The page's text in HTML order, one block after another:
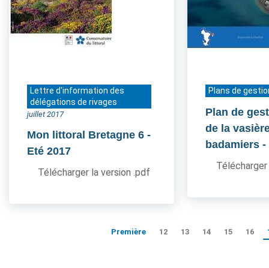
Lettre d'information des
délégations de rivages
juillet 2017
Mon littoral Bretagne 6 -
Eté 2017
Télécharger la version .pdf
Plans de
Plan de
de la
badamiers -
Première 12 13 14 15 16